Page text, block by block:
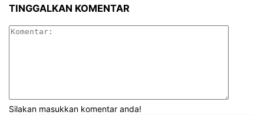
TINGGALKAN KOMENTAR
Silakan masukkan komentar anda!